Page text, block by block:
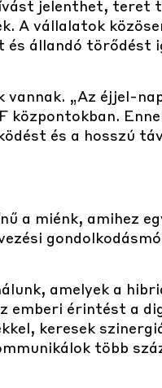
jelenthet, teret
A vállalatok
állandó törődést
„Az éjjel-
és a hosszú
a miénk, amihez
amelyek a
emberi érintést a
keresek
több